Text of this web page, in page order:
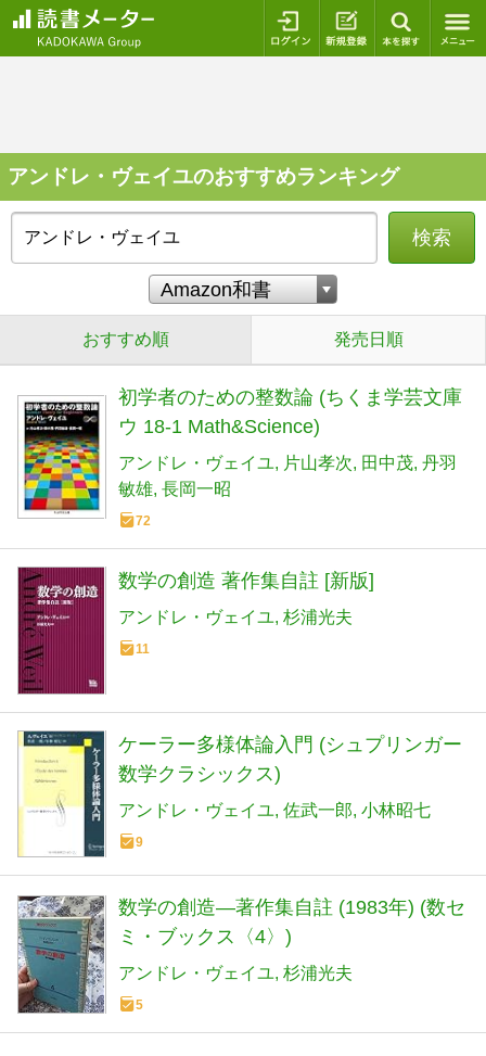
ログイン 新規登録
アンドレ・ヴェイユのおすすめランキング
検索
おすすめ順 発売日順
初学者のための整数論 (ちくま学芸文庫
ウ 18-1 Math&Science)
アンドレ・ヴェイユ 片山孝次 田中茂 丹羽
敏雄 長岡一昭
72
数学の創造 著作集自註 [新版]
アンドレ・ヴェイユ 杉浦光夫
11
ケーラー多様体論入門 (シュプリンガー
数学クラシックス)
アンドレ・ヴェイユ 佐武一郎 小林昭七
9
数学の創造―著作集自註 (1983年) (数セ
ミ・ブックス〈4〉)
アンドレ・ヴェイユ 杉浦光夫
5